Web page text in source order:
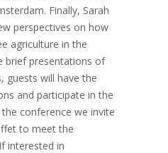
Finally, Sarah
perspectives on how
agriculture in the
brief presentations of
guests will have the
and participate in the
conference we invite
to meet the
interested in